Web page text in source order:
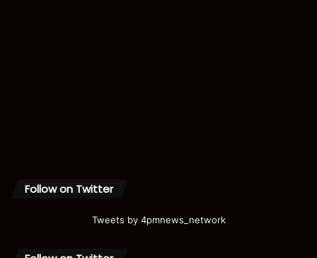
Follow on Twitter
Tweets by 4pmnews_network